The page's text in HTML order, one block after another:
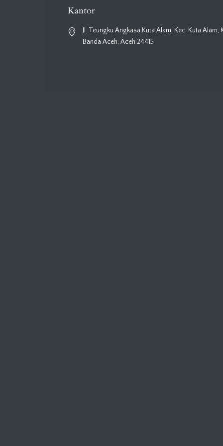
Kantor
Jl. Teungku Angkasa Kuta Alam, Kec. Kuta Alam,
Banda Aceh, Aceh 24415